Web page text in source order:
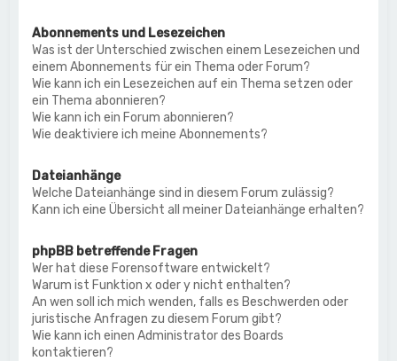
Abonnements und Lesezeichen
Was ist der Unterschied zwischen einem Lesezeichen und
einem Abonnements für ein Thema oder Forum?
Wie kann ich ein Lesezeichen auf ein Thema setzen oder
ein Thema abonnieren?
Wie kann ich ein Forum abonnieren?
Wie deaktiviere ich meine Abonnements?
Dateianhänge
Welche Dateianhänge sind in diesem Forum zulässig?
Kann ich eine Übersicht all meiner Dateianhänge erhalten?
phpBB betreffende Fragen
Wer hat diese Forensoftware entwickelt?
Warum ist Funktion x oder y nicht enthalten?
An wen soll ich mich wenden, falls es Beschwerden oder
juristische Anfragen zu diesem Forum gibt?
Wie kann ich einen Administrator des Boards
kontaktieren?